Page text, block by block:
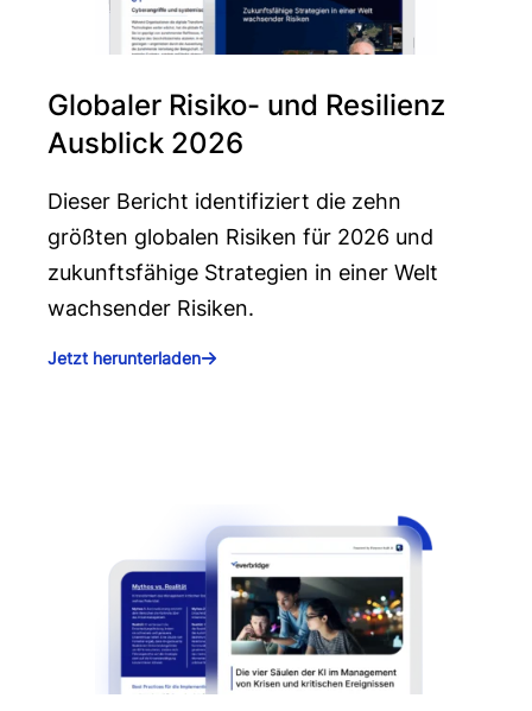
Globaler Risiko- und Resilienz
Ausblick 2026
Dieser Bericht identifiziert die zehn
größten globalen Risiken für 2026 und
zukunftsfähige Strategien in einer Welt
wachsender Risiken.
Jetzt herunterladen